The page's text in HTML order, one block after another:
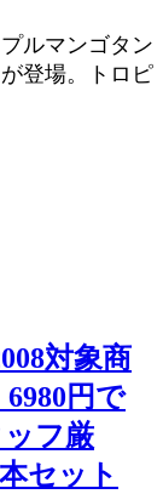
ルマンゴタン
登場。トロピ
対象商
円で
フ厳
セット